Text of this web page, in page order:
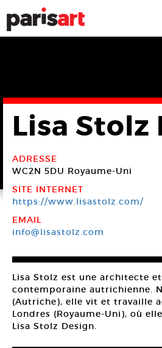
Lisa Stolz
ADRESSE
WC2N 5DU Royaume-Uni
SITE INTERNET
https://www.lisastolz.com/
EMAIL
info@lisastolz.com
Lisa Stolz est une architecte
contemporaine autrichienne.
(Autriche), elle vit et travaille
Londres (Royaume-Uni), où
Lisa Stolz Design.